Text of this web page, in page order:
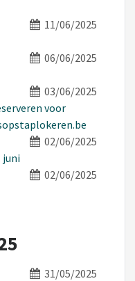
11/06/2025
06/06/2025
03/06/2025
voor
02/06/2025
juni
02/06/2025
31/05/2025